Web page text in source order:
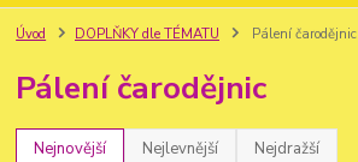
Úvod DOPLŇKY dle TÉMATU Pálení čarodějnic
Pálení čarodějnic
Nejnovější Nejlevnější Nejdražší